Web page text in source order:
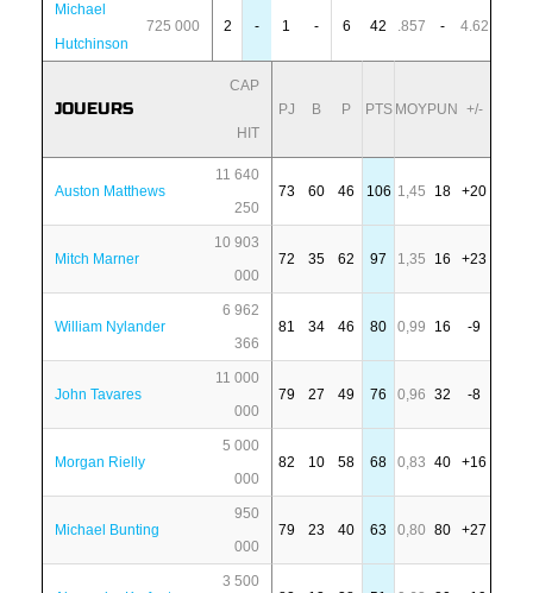
Michael
Hutchinson
725 000 2 - 1 - 6 42 .857 - 4.62
JOUEURS
CAP
HIT
PJ B P PTS MOYPUN +/-
Auston Matthews
11 640
250
73 60 46 106 1,45 18 +20
Mitch Marner
10 903
000
72 35 62 97 1,35 16 +23
William Nylander
6 962
366
81 34 46 80 0,99 16 -9
John Tavares
11 000
000
79 27 49 76 0,96 32 -8
Morgan Rielly
5 000
000
82 10 58 68 0,83 40 +16
Michael Bunting
950
000
79 23 40 63 0,80 80 +27
3 500